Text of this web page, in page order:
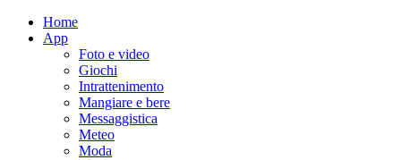
Home
App
Foto e video
Giochi
Intrattenimento
Mangiare e bere
Messaggistica
Meteo
Moda